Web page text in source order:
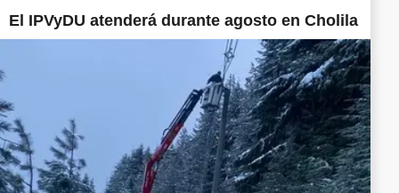
El IPVyDU atenderá durante agosto en Cholila